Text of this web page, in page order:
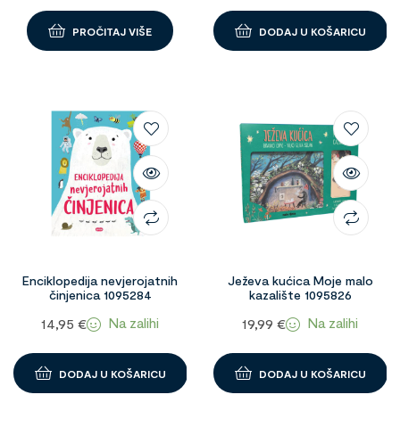
PROČITAJ VIŠE DODAJ U KOŠARICU
Enciklopedija nevjerojatnih
činjenica 1095284
14,95€ Na zalihi
DODAJ U KOŠARICU
Ježeva kućica Moje malo
kazalište 1095826
19,99€ Na zalihi
DODAJ U KOŠARICU